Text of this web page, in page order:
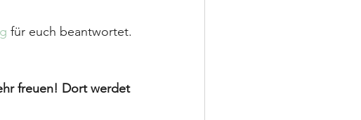
für euch beantwortet.
freuen! Dort werdet